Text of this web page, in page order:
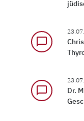
chat_bubble_outline
chat_bubble_outline
Dr.